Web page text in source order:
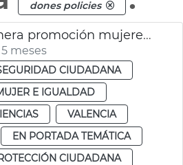
dones policies
Homenaje primera promoción mujeres Policía Local València
meses
CIUDADANA
E IGUALDAD
VALENCIA
EN PORTADA TEMÁTICA
CIUDADANA